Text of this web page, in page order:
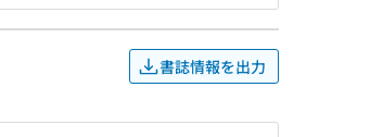
書誌情報を出力